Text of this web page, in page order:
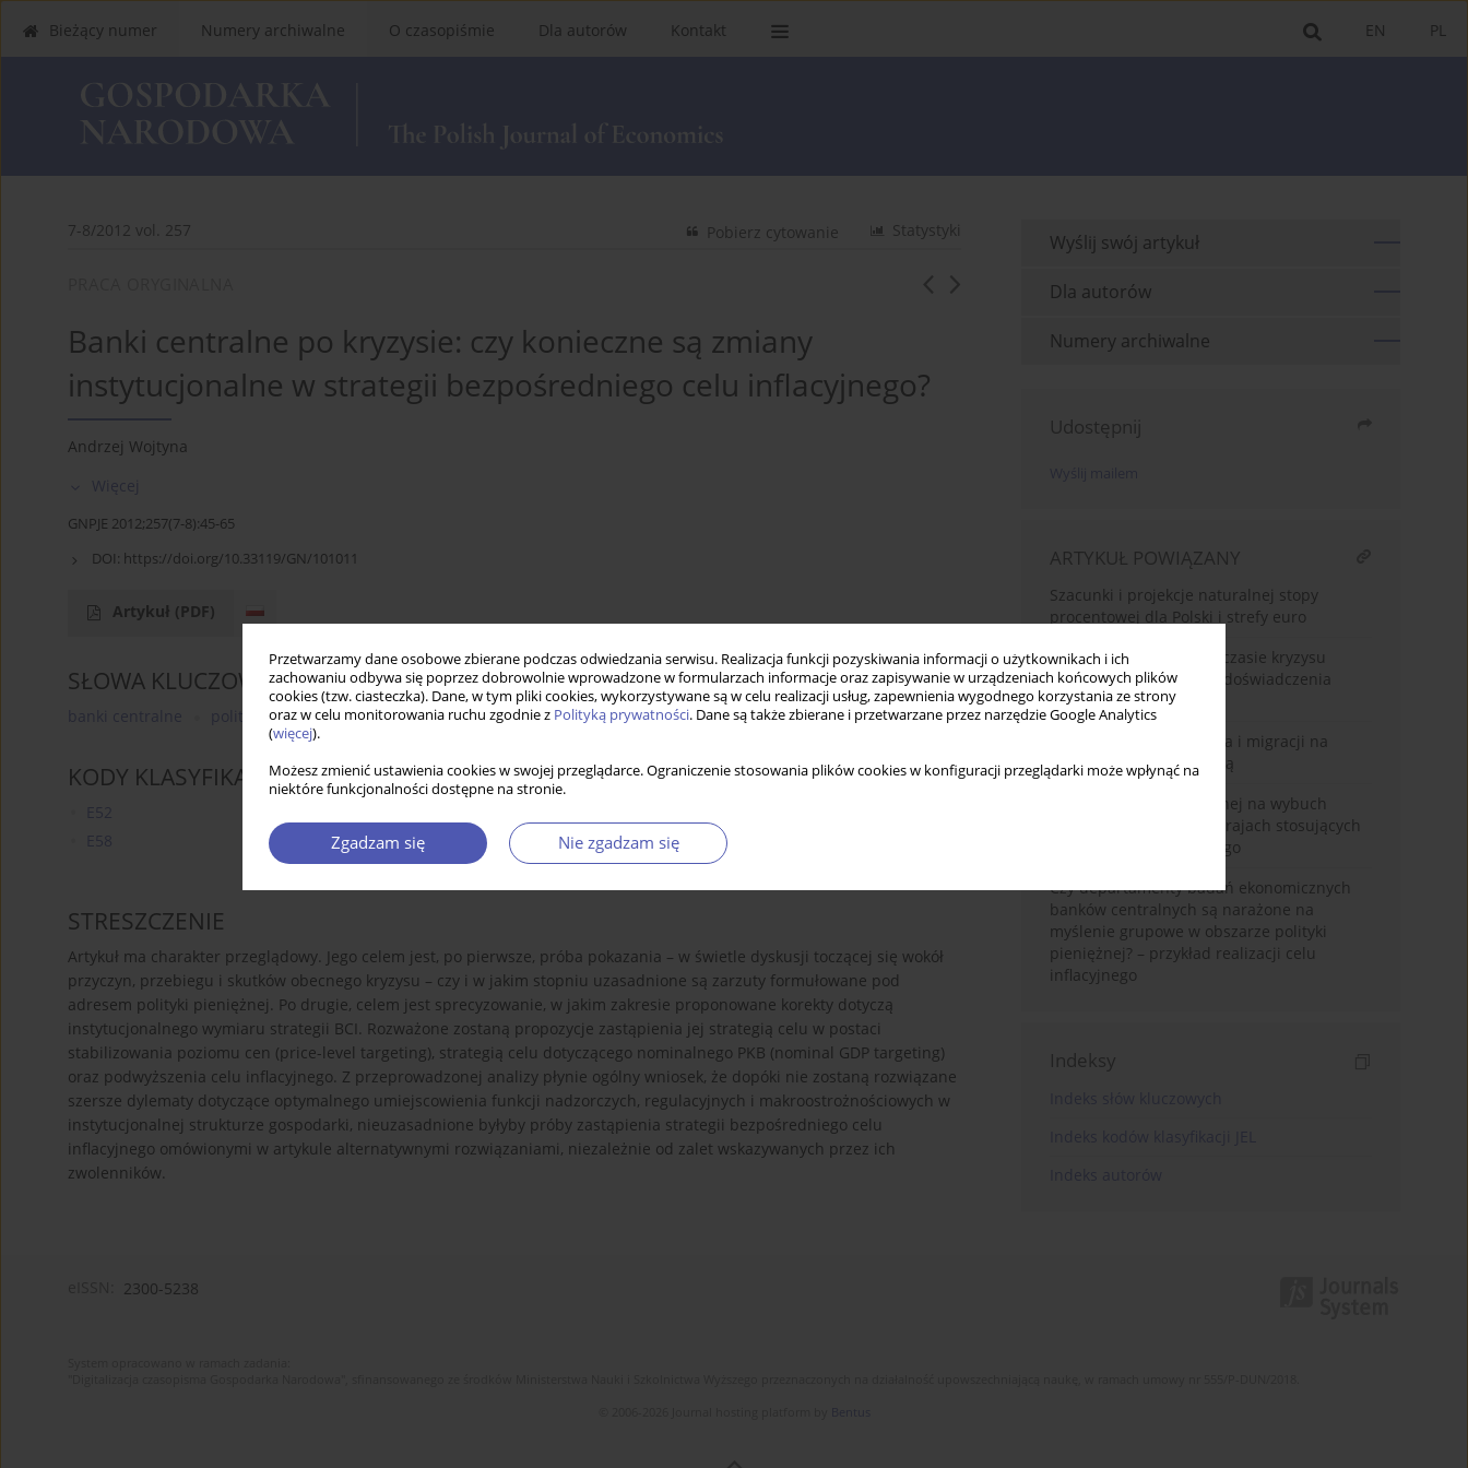
Przetwarzamy dane osobowe zbierane podczas odwiedzania serwisu. Realizacja funkcji pozyskiwania informacji o użytkownikach i ich
zachowaniu odbywa się poprzez dobrowolnie wprowadzone w formularzach informacje oraz zapisywanie w urządzeniach końcowych plików
cookies (tzw. ciasteczka). Dane, w tym pliki cookies, wykorzystywane są w celu realizacji usług, zapewnienia wygodnego korzystania ze strony
oraz w celu monitorowania ruchu zgodnie z Polityką prywatności. Dane są także zbierane i przetwarzane przez narzędzie Google Analytics
(więcej).
Możesz zmienić ustawienia cookies w swojej przeglądarce. Ograniczenie stosowania plików cookies w konfiguracji przeglądarki może wpłynąć na
niektóre funkcjonalności dostępne na stronie.
Zgadzam się Nie zgadzam się
PL
EN
Bieżący numer Numery archiwalne O czasopiśmie Dla autorów Kontakt
7-8/2012 vol. 257 Statystyki
Pobierz cytowanie
Banki centralne po kryzysie: czy konieczne są zmiany
instytucjonalne w strategii bezpośredniego celu inflacyjnego?
Andrzej Wojtyna
Więcej
GNPJE 2012;257(7-8):45-65
DOI: https://doi.org/10.33119/GN/101011
Artykuł (PDF)
SŁOWA KLUCZOWE
banki centralne polityka pieniężna strategia bezpośredniego celu inflacyjnego kryzys finansowy
KODY KLASYFIKACJI JEL
E52
E58
STRESZCZENIE
Artykuł ma charakter przeglądowy. Jego celem jest, po pierwsze, próba pokazania – w świetle dyskusji toczącej się wokół
przyczyn, przebiegu i skutków obecnego kryzysu – czy i w jakim stopniu uzasadnione są zarzuty formułowane pod
adresem polityki pieniężnej. Po drugie, celem jest sprecyzowanie, w jakim zakresie proponowane korekty dotyczą
instytucjonalnego wymiaru strategii BCI. Rozważone zostaną propozycje zastąpienia jej strategią celu w postaci
stabilizowania poziomu cen (price-level targeting), strategią celu dotyczącego nominalnego PKB (nominal GDP targeting)
oraz podwyższenia celu inflacyjnego. Z przeprowadzonej analizy płynie ogólny wniosek, że dopóki nie zostaną rozwiązane
szersze dylematy dotyczące optymalnego umiejscowienia funkcji nadzorczych, regulacyjnych i makroostrożnościowych w
instytucjonalnej strukturze gospodarki, nieuzasadnione byłyby próby zastąpienia strategii bezpośredniego celu
inflacyjnego omówionymi w artykule alternatywnymi rozwiązaniami, niezależnie od zalet wskazywanych przez ich
zwolenników.
Wyślij swój artykuł
Dla autorów
Numery archiwalne
Udostępnij
ARTYKUŁ POWIĄZANY
Szacunki i projekcje naturalnej stopy
procentowej dla Polski i strefy euro
Zarządzanie zyskami w czasie kryzysu
finansowego COVID-19: doświadczenia
Polski
Wpływ procesu starzenia i migracji na
polską politykę pieniężną
Reakcja polityki pieniężnej na wybuch
pandemii COVID- 19 w krajach stosujących
strategię celu inflacyjnego
Czy departamenty badań ekonomicznych
banków centralnych są narażone na
myślenie grupowe w obszarze polityki
pieniężnej? – przykład realizacji celu
inflacyjnego
Indeksy
2300-5238